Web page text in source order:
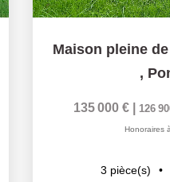
,
135 000 € 126
Honoraires
3 pièce(s)